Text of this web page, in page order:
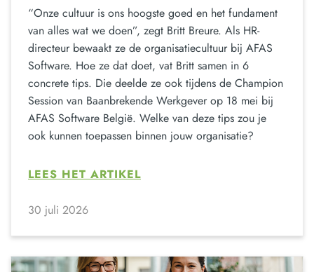
“Onze cultuur is ons hoogste goed en het fundament
van alles wat we doen”, zegt Britt Breure. Als HR-
directeur bewaakt ze de organisatiecultuur bij AFAS
Software. Hoe ze dat doet, vat Britt samen in 6
concrete tips. Die deelde ze ook tijdens de Champion
Session van Baanbrekende Werkgever op 18 mei bij
AFAS Software België. Welke van deze tips zou je
ook kunnen toepassen binnen jouw organisatie?
LEES HET ARTIKEL
30 juli 2026